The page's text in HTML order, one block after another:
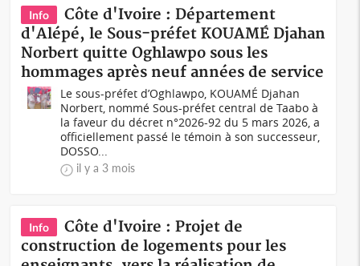
Info
Côte d'Ivoire : Département
d'Alépé, le Sous-préfet KOUAMÉ Djahan
Norbert quitte Oghlawpo sous les
hommages après neuf années de service
Le sous-préfet d’Oghlawpo, KOUAMÉ Djahan
Norbert, nommé Sous-préfet central de Taabo à
la faveur du décret n°2026-92 du 5 mars 2026, a
officiellement passé le témoin à son successeur,
DOSSO...
il y a 3 mois
Info
Côte d'Ivoire : Projet de
construction de logements pour les